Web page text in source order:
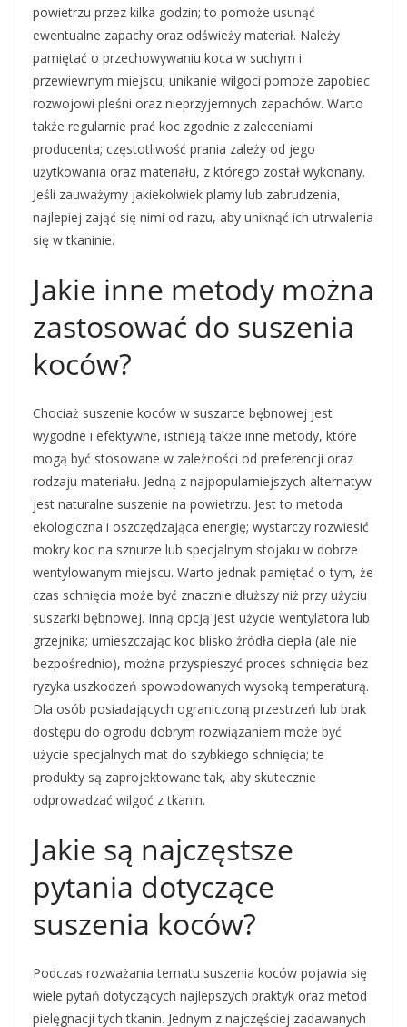
powietrzu przez kilka godzin; to pomoże usunąć
ewentualne zapachy oraz odświeży materiał. Należy
pamiętać o przechowywaniu koca w suchym i
przewiewnym miejscu; unikanie wilgoci pomoże zapobiec
rozwojowi pleśni oraz nieprzyjemnych zapachów. Warto
także regularnie prać koc zgodnie z zaleceniami
producenta; częstotliwość prania zależy od jego
użytkowania oraz materiału, z którego został wykonany.
Jeśli zauważymy jakiekolwiek plamy lub zabrudzenia,
najlepiej zająć się nimi od razu, aby uniknąć ich utrwalenia
się w tkaninie.
Jakie inne metody można
zastosować do suszenia
koców?
Chociaż suszenie koców w suszarce bębnowej jest
wygodne i efektywne, istnieją także inne metody, które
mogą być stosowane w zależności od preferencji oraz
rodzaju materiału. Jedną z najpopularniejszych alternatyw
jest naturalne suszenie na powietrzu. Jest to metoda
ekologiczna i oszczędzająca energię; wystarczy rozwiesić
mokry koc na sznurze lub specjalnym stojaku w dobrze
wentylowanym miejscu. Warto jednak pamiętać o tym, że
czas schnięcia może być znacznie dłuższy niż przy użyciu
suszarki bębnowej. Inną opcją jest użycie wentylatora lub
grzejnika; umieszczając koc blisko źródła ciepła (ale nie
bezpośrednio), można przyspieszyć proces schnięcia bez
ryzyka uszkodzeń spowodowanych wysoką temperaturą.
Dla osób posiadających ograniczoną przestrzeń lub brak
dostępu do ogrodu dobrym rozwiązaniem może być
użycie specjalnych mat do szybkiego schnięcia; te
produkty są zaprojektowane tak, aby skutecznie
odprowadzać wilgoć z tkanin.
Jakie są najczęstsze
pytania dotyczące
suszenia koców?
Podczas rozważania tematu suszenia koców pojawia się
wiele pytań dotyczących najlepszych praktyk oraz metod
pielęgnacji tych tkanin. Jednym z najczęściej zadawanych